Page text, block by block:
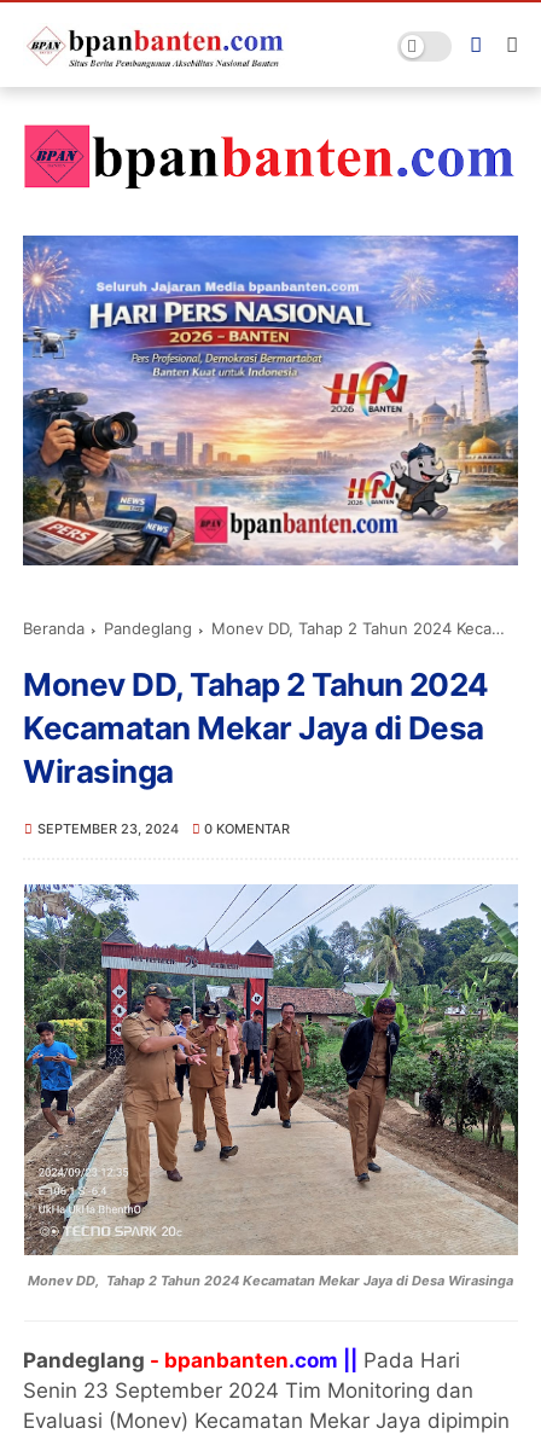
Beranda Pandeglang Monev DD, Tahap 2 Tahun 2024 Kecamatan Mekar Jaya di Desa Wirasinga
Monev DD, Tahap 2 Tahun 2024
Kecamatan Mekar Jaya di Desa
Wirasinga
SEPTEMBER 23, 2024 0 KOMENTAR
Monev DD, Tahap 2 Tahun 2024 Kecamatan Mekar Jaya di Desa Wirasinga
Pandeglang - bpanbanten.com ||
Pada Hari
Senin 23 September 2024 Tim Monitoring dan
Evaluasi (Monev) Kecamatan Mekar Jaya dipimpin